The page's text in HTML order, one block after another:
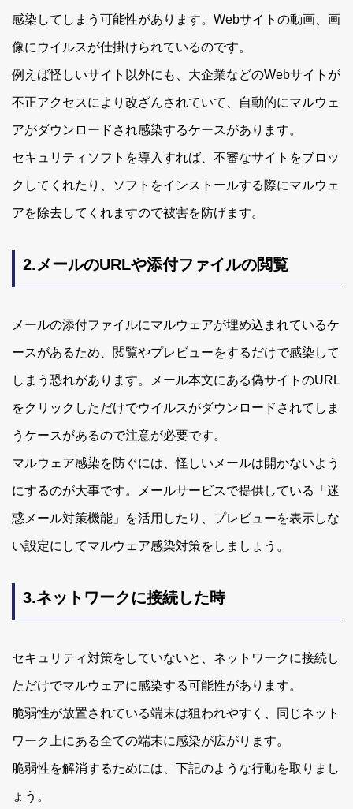
感染してしまう可能性があります。Webサイトの動画、画
像にウイルスが仕掛けられているのです。
例えば怪しいサイト以外にも、大企業などのWebサイトが
不正アクセスにより改ざんされていて、自動的にマルウェ
アがダウンロードされ感染するケースがあります。
セキュリティソフトを導入すれば、不審なサイトをブロッ
クしてくれたり、ソフトをインストールする際にマルウェ
アを除去してくれますので被害を防げます。
2.メールのURLや添付ファイルの閲覧
メールの添付ファイルにマルウェアが埋め込まれているケ
ースがあるため、閲覧やプレビューをするだけで感染して
しまう恐れがあります。メール本文にある偽サイトのURL
をクリックしただけでウイルスがダウンロードされてしま
うケースがあるので注意が必要です。
マルウェア感染を防ぐには、怪しいメールは開かないよう
にするのが大事です。メールサービスで提供している「迷
惑メール対策機能」を活用したり、プレビューを表示しな
い設定にしてマルウェア感染対策をしましょう。
3.ネットワークに接続した時
セキュリティ対策をしていないと、ネットワークに接続し
ただけでマルウェアに感染する可能性があります。
脆弱性が放置されている端末は狙われやすく、同じネット
ワーク上にある全ての端末に感染が広がります。
脆弱性を解消するためには、下記のような行動を取りまし
ょう。